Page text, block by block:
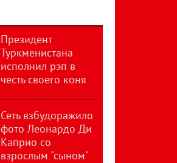
Президент
Туркменистана
исполнил рэп в
честь своего коня
Сеть взбудоражило
фото Леонардо Ди
Каприо со
взрослым "сыном"